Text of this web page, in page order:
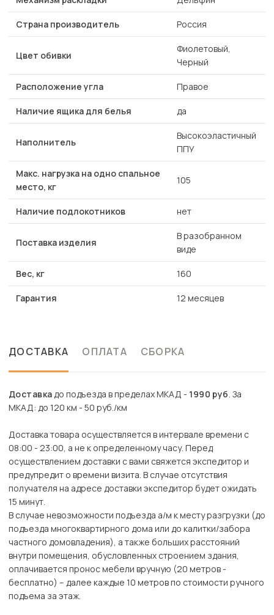
Страна производитель Россия
Цвет обивки
Фиолетовый,
Черный
Расположение угла Правое
Наличие ящика для белья да
Наполнитель
Высокоэластичный
ППУ
Макс. нагрузка на одно спальное
место, кг
105
Наличие подлокотников нет
Поставка изделия
В разобранном
виде
Вес, кг 160
Гарантия 12 месяцев
ДОСТАВКА ОПЛАТА СБОРКА
Доставкадо подъезда в пределах МКАД - 1990 руб. За
МКАД: до 120 км - 50 руб./км
Доставка товара осуществляется в интервале времени с
08:00 - 23:00, а не к определенному часу. Перед
осуществлением доставки с вами свяжется экспедитор и
предупредит о времени визита. В случае отсутствия
получателя на адресе доставки экспедитор будет ожидать
15 минут.
В случае невозможности подъезда а/м к месту разгрузки (до
подъезда многоквартирного дома или до калитки/забора
частного домовладения), а также больших расстояний
внутри помещения, обусловленных строением здания,
оплачивается пронос мебели вручную (20 метров -
бесплатно) – далее каждые 10 метров по стоимости ручного
подъема за этаж.